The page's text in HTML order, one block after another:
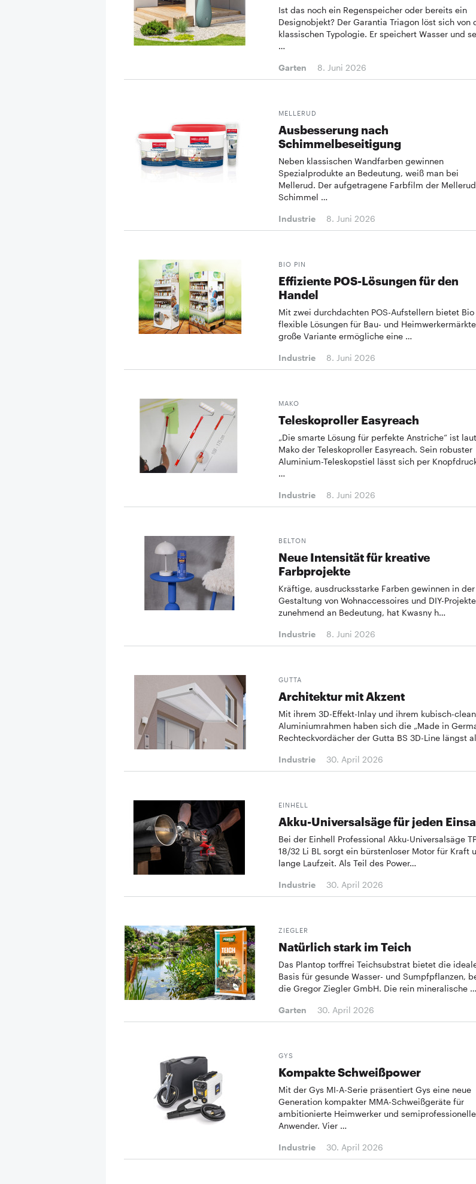
Ist das noch ein Regenspeicher oder bereits ein
Designobjekt? Der Garantia Triagon löst sich von
klassischen Typologie. Er speichert Wasser und
…
Garten 8. Juni 2026
MELLERUD
Ausbesserung nach
Schimmelbeseitigung
Neben klassischen Wandfarben gewinnen
Spezialprodukte an Bedeutung, weiß man bei
Mellerud. Der aufgetragene Farbfilm der Mellerud
Schimmel …
Industrie 8. Juni 2026
BIO PIN
Effiziente POS-Lösungen für den
Handel
Mit zwei durchdachten POS-Aufstellern bietet Bio
flexible Lösungen für Bau- und
große Variante ermögliche eine …
Industrie 8. Juni 2026
MAKO
Teleskoproller Easyreach
„Die smarte Lösung für perfekte Anstriche“ ist laut
Mako der Teleskoproller Easyreach. Sein robuster
Aluminium-Teleskopstiel lässt sich per
…
Industrie 8. Juni 2026
BELTON
Neue Intensität für kreative
Farbprojekte
Kräftige, ausdrucksstarke Farben gewinnen in der
Gestaltung von Wohnaccessoires und DIY-
zunehmend an Bedeutung, hat Kwasny h…
Industrie 8. Juni 2026
GUTTA
Architektur mit Akzent
Mit ihrem 3D-Effekt-Inlay und ihrem kubisch-
Aluminiumrahmen haben sich die „Made in
Rechteckvordächer der Gutta BS 3D-Line längst
Industrie 30. April 2026
EINHELL
Akku-Universalsäge für jeden
Bei der Einhell Professional Akku-Universalsäge
18/32 Li BL sorgt ein bürstenloser Motor für Kraft
lange Laufzeit. Als Teil des Power…
Industrie 30. April 2026
ZIEGLER
Natürlich stark im Teich
Das Plantop torffrei Teichsub­strat bietet die
Basis für gesunde Wasser- und Sumpfpflanzen,
die Gregor Ziegler GmbH. Die rein mineralische …
Garten 30. April 2026
GYS
Kompakte Schweißpower
Mit der Gys MI-A-Serie präsentiert Gys eine neue
Generation kompakter MMA-Schweißgeräte für
ambitionierte Heimwerker und semiprofessionelle
Anwender. Vier …
Industrie 30. April 2026